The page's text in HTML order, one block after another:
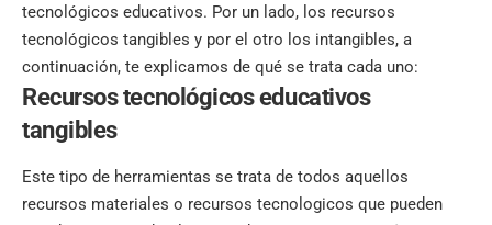
tecnológicos educativos. Por un lado, los recursos
tecnológicos tangibles y por el otro los intangibles, a
continuación, te explicamos de qué se trata cada uno:
Recursos tecnológicos educativos
tangibles
Este tipo de herramientas se trata de todos aquellos
recursos materiales o recursos tecnologicos que pueden